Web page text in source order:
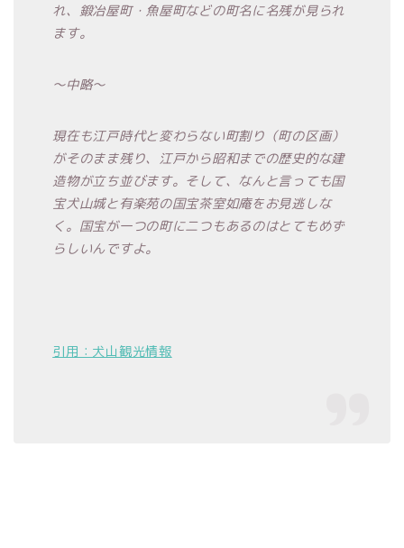
れ、鍛冶屋町・魚屋町などの町名に名残が見られ
ます。
〜中略〜
現在も江戸時代と変わらない町割り（町の区画）
がそのまま残り、江戸から昭和までの歴史的な建
造物が立ち並びます。そして、なんと言っても国
宝犬山城と有楽苑の国宝茶室如庵をお見逃しな
く。国宝が一つの町に二つもあるのはとてもめず
らしいんですよ。
引用：犬山観光情報